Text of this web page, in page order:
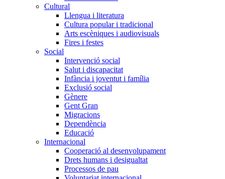
Cultural
Llengua i literatura
Cultura popular i tradicional
Arts escèniques i audiovisuals
Fires i festes
Social
Intervenció social
Salut i discapacitat
Infància i joventut i família
Exclusió social
Gènere
Gent Gran
Migracions
Dependència
Educació
Internacional
Cooperació al desenvolupament
Drets humans i desigualtat
Processos de pau